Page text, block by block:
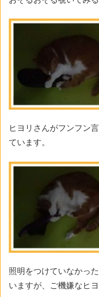
ヒヨリさんがフンフン
ています。
照明をつけていなかっ
いますが、ご機嫌なヒヨ